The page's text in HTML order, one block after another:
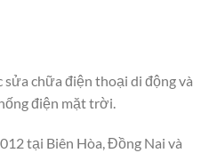
chữa điện thoại di động và
điện mặt trời.
tại Biên Hòa, Đồng Nai và